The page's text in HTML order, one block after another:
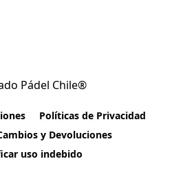
Pádel Chile®
Políticas de Privacidad
y Devoluciones
uso indebido